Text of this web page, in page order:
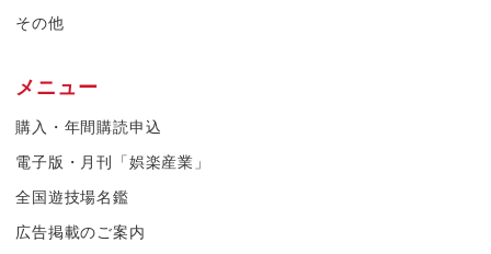
その他
メニュー
購入・年間購読申込
電子版・月刊「娯楽産業」
全国遊技場名鑑
広告掲載のご案内